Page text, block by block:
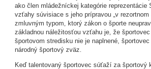
ako člen mládežníckej kategórie reprezentácie
vzťahy súvisiace s jeho prípravou „v
zmluvným typom, ktorý zákon o športe
základnou náležitosťou vzťahu je, že
športovom stredisku nie je naplnené,
národný športový zväz.
Keď talentovaný športovec súťaží za športový